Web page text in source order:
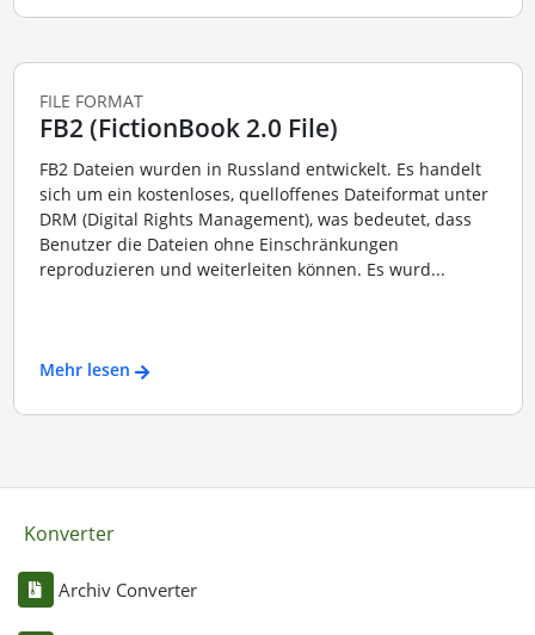
FILE FORMAT
FB2 (FictionBook 2.0 File)
FB2 Dateien wurden in Russland entwickelt. Es handelt
sich um ein kostenloses, quelloffenes Dateiformat unter
DRM (Digital Rights Management), was bedeutet, dass
Benutzer die Dateien ohne Einschränkungen
reproduzieren und weiterleiten können. Es wurd...
Mehr lesen
Konverter
Archiv Converter